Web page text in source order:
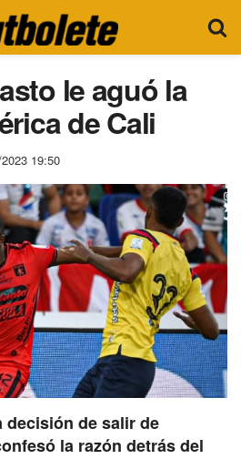
le aguó la
de Cali
19:50
decisión de salir de
la razón detrás del